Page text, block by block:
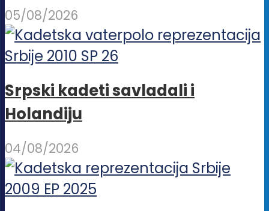
05/08/2026
Srpski kadeti savladali i
Holandiju
04/08/2026